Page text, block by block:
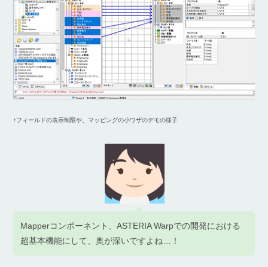
↑フィールドの表示制限や、マッピングの小ワザのデモの様子
Mapperコンポーネント、ASTERIA Warpでの開発における
超基本機能にして、奥が深いですよね…！